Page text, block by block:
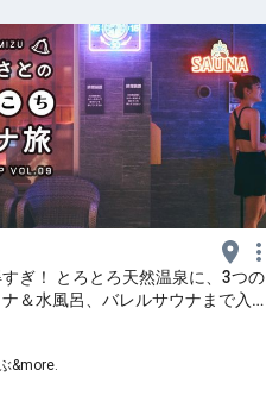
ぎ！ とろとろ天然温泉に、3つの
＆水風呂、バレルサウナまで入り
】｜るるぶ&more.
&more.